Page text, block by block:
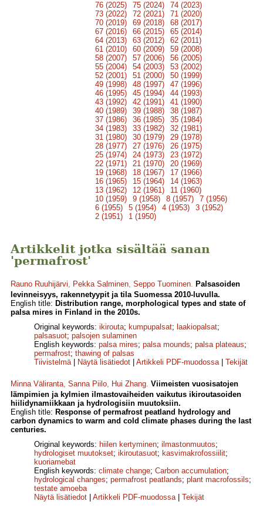
76 (2025) 75 (2024)
74 (2023)
73 (2022)
72 (2021)
71 (2020)
70 (2019)
69 (2018)
68 (2017)
67 (2016)
66 (2015)
65 (2014)
64 (2013)
63 (2012)
62 (2011)
61 (2010)
60 (2009)
59 (2008)
58 (2007)
57 (2006)
56 (2005)
55 (2004)
54 (2003)
53 (2002)
52 (2001)
51 (2000)
50 (1999)
49 (1998)
48 (1997)
47 (1996)
46 (1995)
45 (1994)
44 (1993)
43 (1992)
42 (1991)
41 (1990)
40 (1989)
39 (1988)
38 (1987)
37 (1986)
36 (1985)
35 (1984)
34 (1983)
33 (1982)
32 (1981)
31 (1980)
30 (1979)
29 (1978)
28 (1977)
27 (1976)
26 (1975)
25 (1974)
24 (1973)
23 (1972)
22 (1971)
21 (1970)
20 (1969)
19 (1968)
18 (1967)
17 (1966)
16 (1965)
15 (1964)
14 (1963)
13 (1962)
12 (1961)
11 (1960)
10 (1959)
9 (1958) 8 (1957)
7 (1956)
6 (1955)
5 (1954) 4 (1953)
3 (1952)
2 (1951)
1 (1950)
Artikkelit jotka sisältää sanan
'permafrost'
Rauno Ruuhijärvi, Pekka Salminen, Seppo Tuominen. Palsasoiden
levinneisyys, rakennetyypit ja tila Suomessa 2010-luvulla.
English title: Distribution range, morphological types and state of
palsa mires in Finland in the 2010s.
Original keywords: ikirouta; kumpupalsat; laakiopalsat;
palsasuot; palsojen sulaminen
English keywords: palsa mires; palsa mounds; palsa plateaus;
permafrost; thawing of palsas
Tiivistelmä| Näytä lisätiedot Artikkeli PDF-muodossa| Tekijät
Minna Väliranta, Sanna Piilo, Hui Zhang. Viimeisten vuosisatojen
lämpimien ja kylmien ilmastovaiheiden vaikutus ikiroutasoiden
hiilidynamiikkaan ja hydrologisiin muutoksiin.
English title: Response of permafrost peatland hydrology and
carbon dynamics to warm and cold climate phases during the last
centuries.
Original keywords: hiilen kertyminen; ilmastonmuutos;
hydrologiset muutokset; ikiroutasuot; kasvimakrofossiilit;
kuoriamebat
English keywords: climate change; Carbon accumulation;
hydrological changes; permafrost peatlands; plant macrofossils;
testate amoeba
Näytä lisätiedot
Artikkeli PDF-muodossa| Tekijät